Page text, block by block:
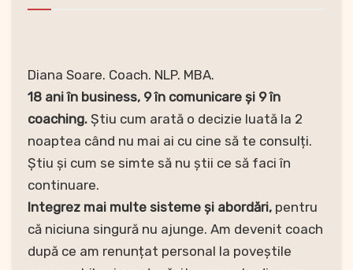
Diana Soare. Coach. NLP. MBA.
18 ani în business, 9 în comunicare și 9 în
coaching. Știu cum arată o decizie luată la 2
noaptea când nu mai ai cu cine să te consulți.
Știu și cum se simte să nu știi ce să faci în
continuare.
Integrez mai multe sisteme și abordări, pentru
că niciuna singură nu ajunge. Am devenit coach
după ce am renunțat personal la poveștile